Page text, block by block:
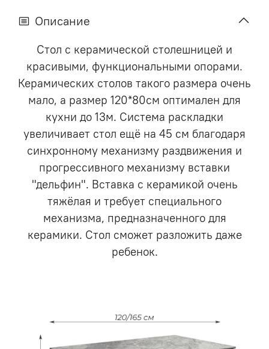
Описание
Стол с керамической столешницей и
красивыми, функциональными опорами.
Керамических столов такого размера очень
мало, а размер 120*80см оптимален для
кухни до 13м. Система раскладки
увеличивает стол ещё на 45 см благодаря
синхронному механизму раздвижения и
прогрессивного механизму вставки
"дельфин". Вставка с керамикой очень
тяжёлая и требует специального
механизма, предназначенного для
керамики. Стол сможет разложить даже
ребенок.